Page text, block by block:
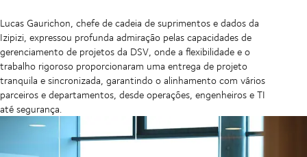
Lucas Gaurichon, chefe de cadeia de suprimentos e dados da
Izipizi, expressou profunda admiração pelas capacidades de
gerenciamento de projetos da DSV, onde a flexibilidade e o
trabalho rigoroso proporcionaram uma entrega de projeto
tranquila e sincronizada, garantindo o alinhamento com vários
parceiros e departamentos, desde operações, engenheiros e TI
até segurança.